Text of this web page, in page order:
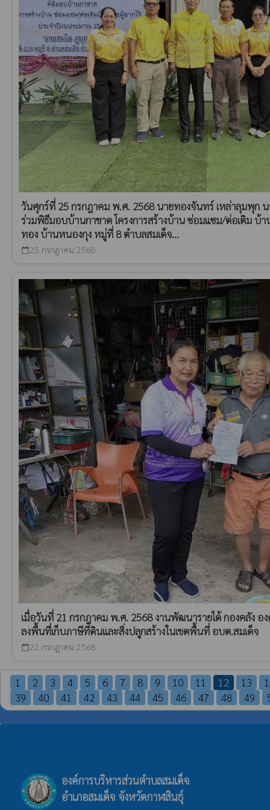
วันศุกร์ที่ 25 กรกฎาคม พ.ศ. 2568 นายทองจันทร์ เหล่าลุมพุก
ร่วมพิธีมอบบ้านกาชาด โครงการสร้างบ้าน ซ่อมแซม/ต่อเติม บ้
ทอง บ้านหนองกุง หมู่ที่ 8 ตำบลสมเด็จ...
calendar_today25 กรกฎาคม 2568
เมื่อวันที่ 21 กรกฎาคม พ.ศ. 2568 งานพัฒนารายได้ กองคลัง อ
ลงพื้นที่เก็บภาษีที่ดินและสิ่งปลูกสร้างในเขตพื้นที่ อบต.สมเด็จ
calendar_today22 กรกฎาคม 2568
1 2 3 4 5 6 7 8 9 10 11 12 13
39
40 41 42 43 44 45 46 47 48 49
องค์การบริหารส่วนตำบลสมเด็จ
อำเภอสมเด็จ จังหวัดกาฬสินธุ์